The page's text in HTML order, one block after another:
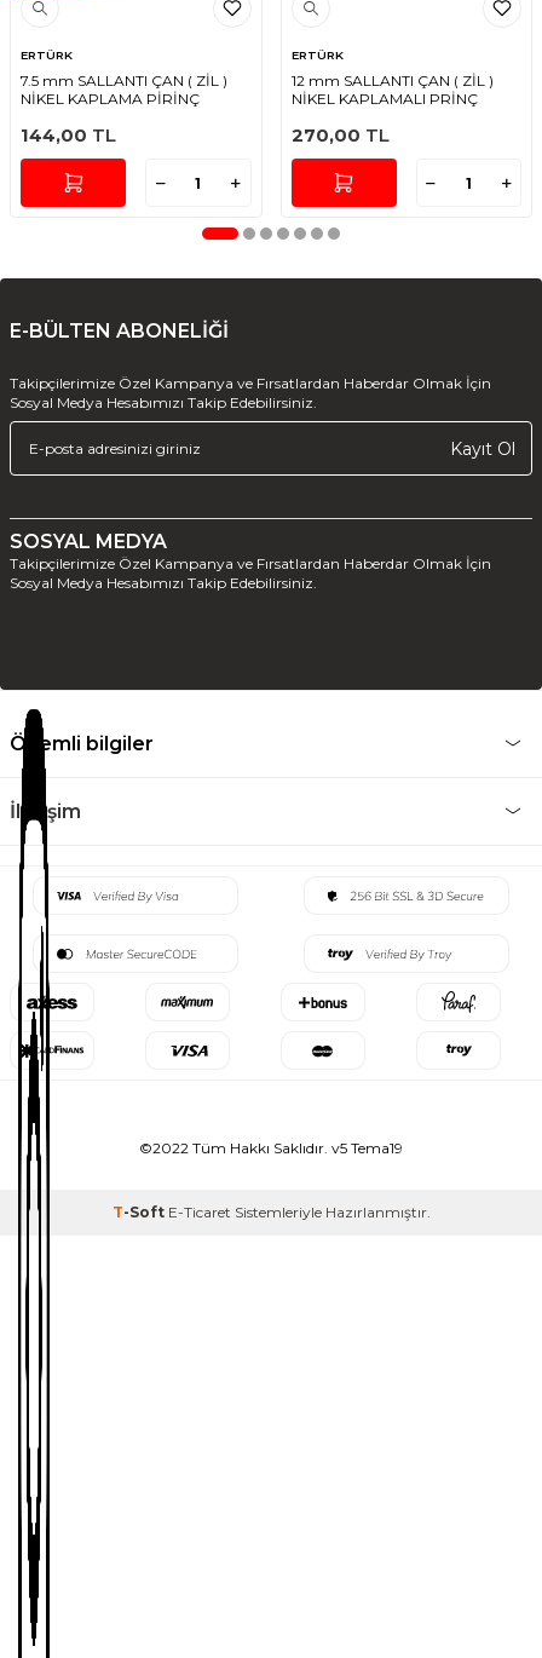
ERTÜRK
7.5 mm SALLANTI ÇAN ( ZİL )
NİKEL KAPLAMA PİRİNÇ
144,00 TL
ERTÜRK
12 mm SALLANTI ÇAN ( ZİL )
NİKEL KAPLAMALI PRİNÇ
270,00 TL
E-BÜLTEN ABONELİĞİ
Takipçilerimize Özel Kampanya ve Fırsatlardan Haberdar Olmak İçin
Sosyal Medya Hesabımızı Takip Edebilirsiniz.
Kayıt Ol
SOSYAL MEDYA
Takipçilerimize Özel Kampanya ve Fırsatlardan Haberdar Olmak İçin
Sosyal Medya Hesabımızı Takip Edebilirsiniz.
Önemli bilgiler
İletişim
©2022 Tüm Hakkı Saklıdır. v5 Tema19
T-Soft E-Ticaret Sistemleriyle Hazırlanmıştır.